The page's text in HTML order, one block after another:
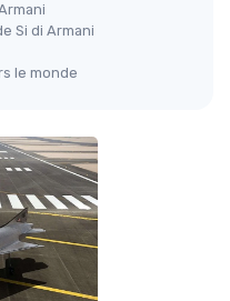
Si di Armani
le monde